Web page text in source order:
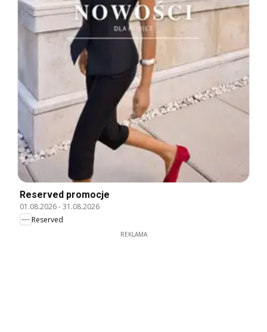
Reserved promocje
01.08.2026-31.08.2026
Reserved
REKLAMA